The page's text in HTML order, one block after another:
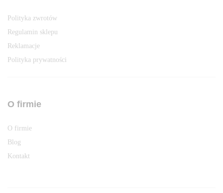
Polityka zwrotów
Regulamin sklepu
Reklamacje
Polityka prywatności
O firmie
O firmie
Blog
Kontakt